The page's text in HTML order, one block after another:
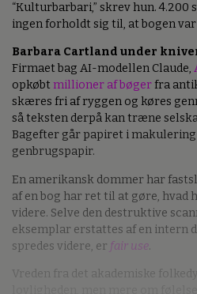
“Kulturbarbari,” skrev hun. 4.200
ingen forholdt sig til, at bogen
Barbara Cartland under
Firmaet bag AI-modellen Claude,
opkøbt millioner af bøgerfra
skæres fri af ryggen og køres
så teksten derpå kan træne
Bagefter går papiret i
genbrugspapir.
En amerikansk dommer har
af en bog har ret til at gøre, hvad
videre. Selve den destruktive
eksemplar erstattes af en intern
spredes videre, er fair use.
Vreden fra det akademiske